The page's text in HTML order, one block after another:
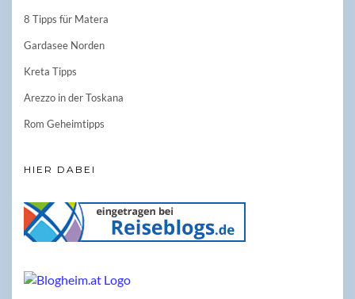
8 Tipps für Matera
Gardasee Norden
Kreta Tipps
Arezzo in der Toskana
Rom Geheimtipps
HIER DABEI